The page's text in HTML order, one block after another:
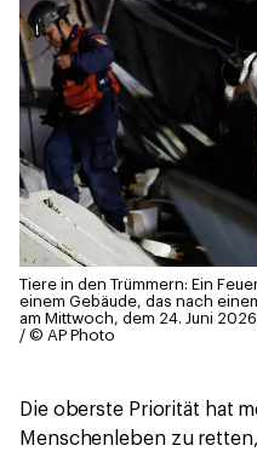
Tiere in den Trümmern: Ein
einem Gebäude, das nach
am Mittwoch, dem 24. Juni
/ © AP Photo
Die oberste Priorität hat
Menschenleben zu